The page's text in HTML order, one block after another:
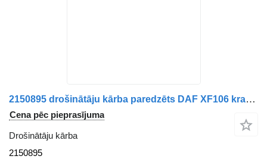
2150895 drošinātāju kārba paredzēts DAF XF106 kravas automašīnas
Cena pēc pieprasījuma
Drošinātāju kārba
2150895